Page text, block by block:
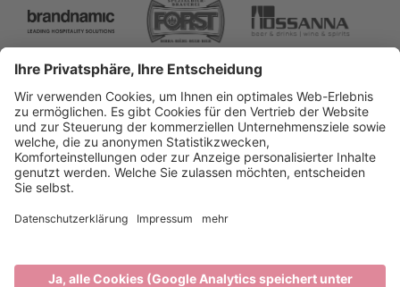
Brixen Tourismus
Privacy
Impressum
Förderungen
produced by